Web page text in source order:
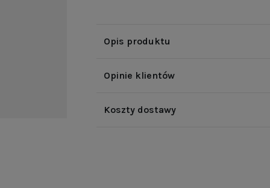
Opis produktu
Opinie klientów
Koszty dostawy